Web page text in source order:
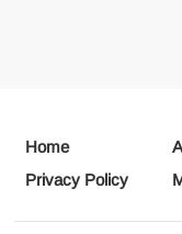
Home
Privacy Policy